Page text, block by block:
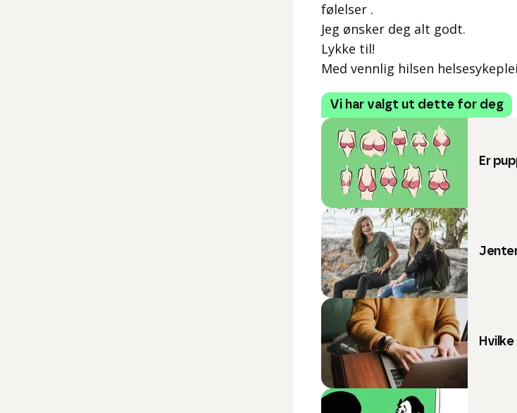
følelser .
Jeg ønsker deg alt godt.
Lykke til!
Med vennlig hilsen
Vi har valgt ut dette for deg
Er